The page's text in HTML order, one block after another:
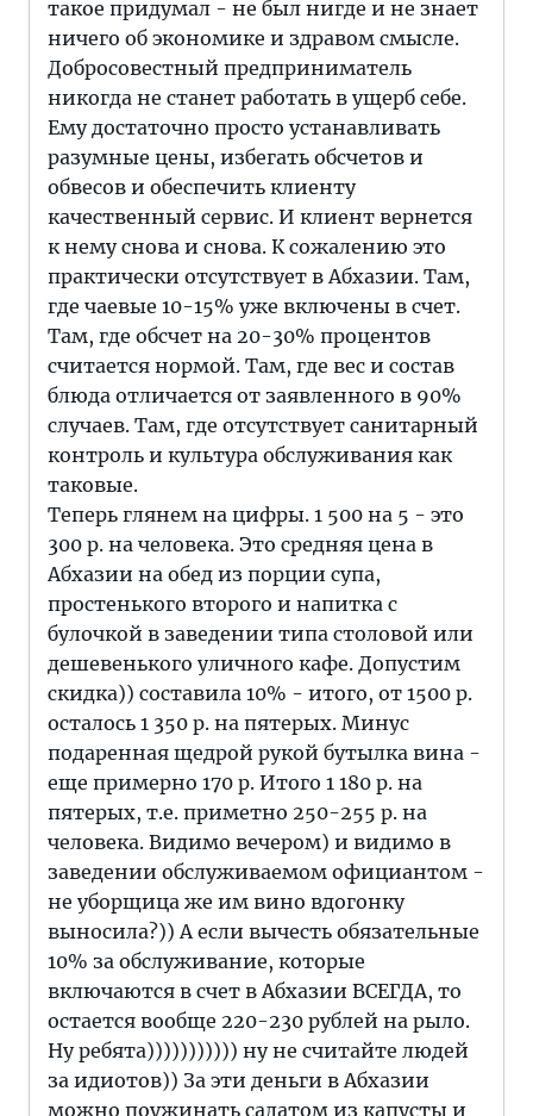
такое придумал - не был нигде и не знает
ничего об экономике и здравом смысле.
Добросовестный предприниматель
никогда не станет работать в ущерб себе.
Ему достаточно просто устанавливать
разумные цены, избегать обсчетов и
обвесов и обеспечить клиенту
качественный сервис. И клиент вернется
к нему снова и снова. К сожалению это
практически отсутствует в Абхазии. Там,
где чаевые 10-15% уже включены в счет.
Там, где обсчет на 20-30% процентов
считается нормой. Там, где вес и состав
блюда отличается от заявленного в 90%
случаев. Там, где отсутствует санитарный
контроль и культура обслуживания как
таковые.
Теперь глянем на цифры. 1 500 на 5 - это
300 р. на человека. Это средняя цена в
Абхазии на обед из порции супа,
простенького второго и напитка с
булочкой в заведении типа столовой или
дешевенького уличного кафе. Допустим
скидка)) составила 10% - итого, от 1500 р.
осталось 1 350 р. на пятерых. Минус
подаренная щедрой рукой бутылка вина -
еще примерно 170 р. Итого 1 180 р. на
пятерых, т.е. приметно 250-255 р. на
человека. Видимо вечером) и видимо в
заведении обслуживаемом официантом -
не уборщица же им вино вдогонку
выносила?)) А если вычесть обязательные
10% за обслуживание, которые
включаются в счет в Абхазии ВСЕГДА, то
остается вообще 220-230 рублей на рыло.
Ну ребята))))))))))) ну не считайте людей
за идиотов)) За эти деньги в Абхазии
можно поужинать салатом из капусты и